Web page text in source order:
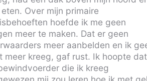
Over mijn primaire
hoefde ik me geen
meer te maken. Dat er geen
meer aanbelden en ik
meer kreeg, gaf rust. Ik hoopte dat
die ik kreeg